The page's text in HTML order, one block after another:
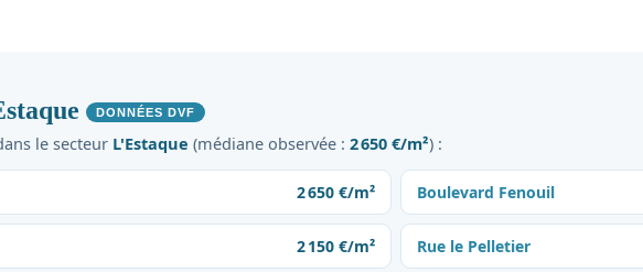
DONNÉES DVF
le secteur L'Estaque (médiane observée : 2 650 €/m²) :
2 650 €/m² Boulevard Fenouil
2 150 €/m² Rue le Pelletier